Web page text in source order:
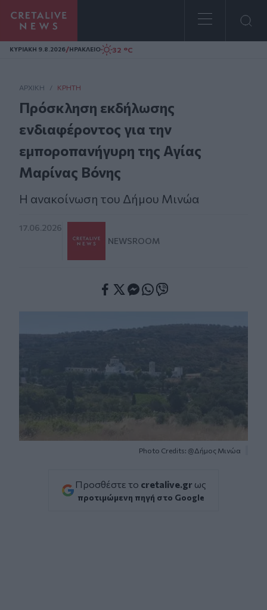
Homepage
ΚΥΡΙΑΚΗ 9.8.2026/ΗΡΑΚΛΕΙΟ 32 °C
ΑΡΧΙΚΗ / ΚΡΉΤΗ
Πρόσκληση εκδήλωσης
ενδιαφέροντος για την
εμποροπανήγυρη της Αγίας
Μαρίνας Βόνης
Η ανακοίνωση του Δήμου Μινώα
17.06.2026
NEWSROOM
Photo Credits: @Δήμος Μινώα
Προσθέστε το cretalive.gr ως
προτιμώμενη πηγή στο Google